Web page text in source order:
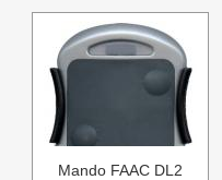
Mando FAAC DL2